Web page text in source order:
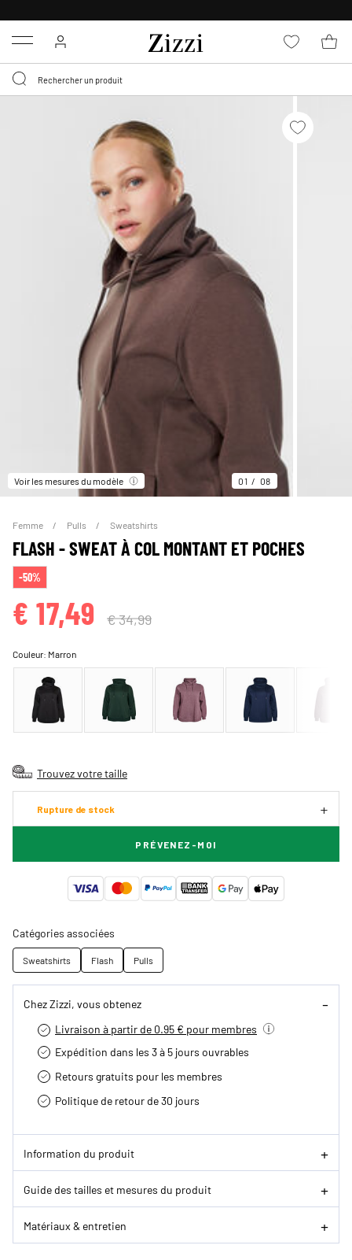
Menu
Voir les mesures du modèle 01 08
Femme Pulls Sweatshirts
FLASH - SWEAT À COL MONTANT ET POCHES
-50%
€ 17,49 € 34,99
Couleur: Marron
Trouvez votre taille
Rupture de stock
PRÉVENEZ-MOI
Catégories associées
Sweatshirts Flash Pulls
Chez Zizzi, vous obtenez
Livraison à partir de 0.95 € pour membres
Expédition dans les 3 à 5 jours ouvrables
Retours gratuits pour les membres
Politique de retour de 30 jours
Information du produit
Guide des tailles et mesures du produit
Matériaux & entretien